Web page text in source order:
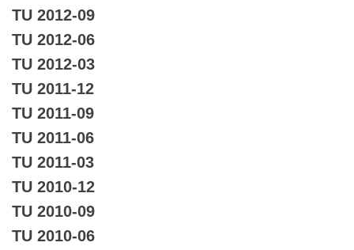
TU 2012-09
TU 2012-06
TU 2012-03
TU 2011-12
TU 2011-09
TU 2011-06
TU 2011-03
TU 2010-12
TU 2010-09
TU 2010-06